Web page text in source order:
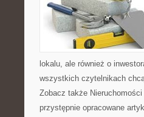
lokalu, ale również o
wszystkich czytelnikach
Zobacz także
przystępnie opracowane